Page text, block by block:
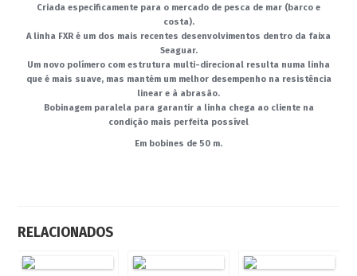
Criada especificamente para o mercado de pesca de mar (barco e
costa).
A linha FXR é um dos mais recentes desenvolvimentos dentro da faixa
Seaguar.
Um novo polímero com estrutura multi-direcional resulta numa linha
que é mais suave, mas mantém um melhor desempenho na resistência
linear e à abrasão.
Bobinagem paralela para garantir a linha chega ao cliente na
condição mais perfeita possível
Em bobines de 50 m.
RELACIONADOS
Galeria de Imagens
Notícias
Eventos